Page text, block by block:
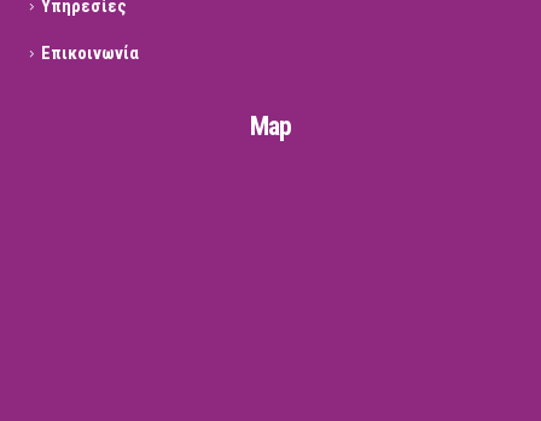
Υπηρεσίες
Επικοινωνία
Map